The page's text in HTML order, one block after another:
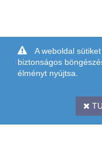
A weboldal
biztonságos
élményt nyújtsa.